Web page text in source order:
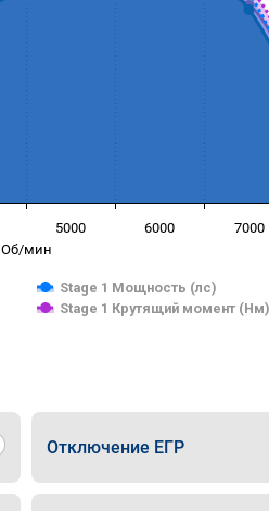
Об/мин
Stage 1 Мощность (лс)
Stage 1 Крутящий момент (Нм)
5000 6000 7000
Отключение ЕГР